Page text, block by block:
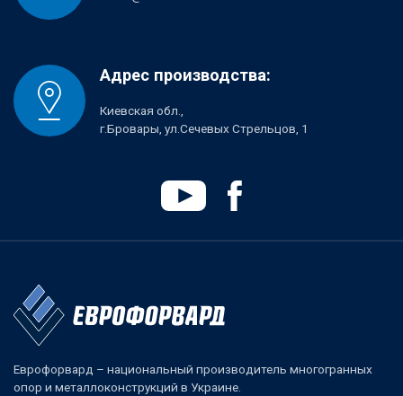
Адрес производства:
Киевская обл.,
г.Бровары, ул.Сечевых Стрельцов, 1
Еврофорвард – национальный производитель многогранных
опор и металлоконструкций в Украине.